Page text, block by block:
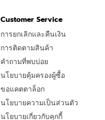
Customer Service
การยกเลิกและคืนเงิน
การติดตามสินค้า
คำถามที่พบบ่อย
นโยบายคุ้มครองผู้ซื้อ
ขอแคตตาล็อก
นโยบายความเป็นส่วนตัว
นโยบายเกี่ยวกับคุกกี้